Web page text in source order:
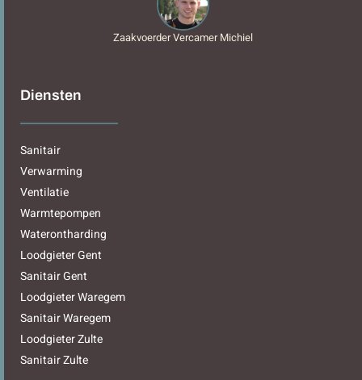
Zaakvoerder Vercamer Michiel
Diensten
Sanitair
Verwarming
Ventilatie
Warmtepompen
Waterontharding
Loodgieter Gent
Sanitair Gent
Loodgieter Waregem
Sanitair Waregem
Loodgieter Zulte
Sanitair Zulte